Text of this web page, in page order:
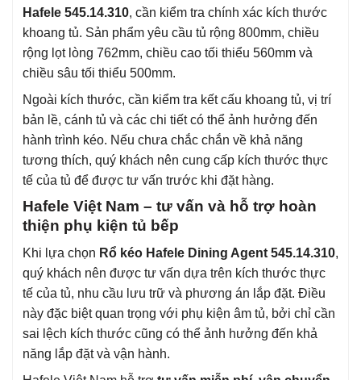
Hafele 545.14.310, cần kiểm tra chính xác kích thước
khoang tủ. Sản phẩm yêu cầu tủ rộng 800mm, chiều
rộng lọt lòng 762mm, chiều cao tối thiểu 560mm và
chiều sâu tối thiểu 500mm.
Ngoài kích thước, cần kiểm tra kết cấu khoang tủ, vị trí
bản lề, cánh tủ và các chi tiết có thể ảnh hưởng đến
hành trình kéo. Nếu chưa chắc chắn về khả năng
tương thích, quý khách nên cung cấp kích thước thực
tế của tủ để được tư vấn trước khi đặt hàng.
Hafele Việt Nam – tư vấn và hỗ trợ hoàn
thiện phụ kiện tủ bếp
Khi lựa chọn Rổ kéo Hafele Dining Agent 545.14.310,
quý khách nên được tư vấn dựa trên kích thước thực
tế của tủ, nhu cầu lưu trữ và phương án lắp đặt. Điều
này đặc biệt quan trọng với phụ kiện âm tủ, bởi chỉ cần
sai lệch kích thước cũng có thể ảnh hưởng đến khả
năng lắp đặt và vận hành.